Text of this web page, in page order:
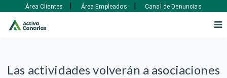
Las actividades volverán a asociaciones
Área Clientes | Área Empleados | Canal de Denuncias